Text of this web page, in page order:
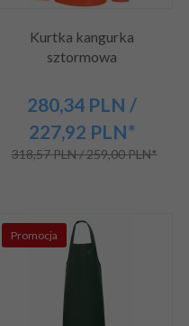
Kurtka kangurka
sztormowa
280,34 PLN /
227,92 PLN*
318,57 PLN / 259,00 PLN*
Promocja